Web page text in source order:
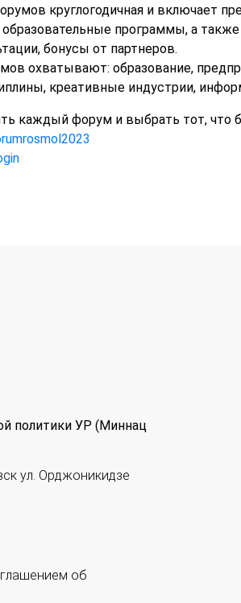
круглогодичная и включает
программы, а
бонусы от партнеров.
охватывают: образование,
креативные индустрии,
каждый форум и выбрать тот, что
политики УР (Миннац
ул. Орджоникидзе
об